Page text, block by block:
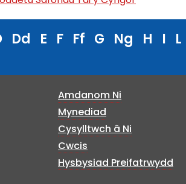
Dd E F Ff G Ng H I L
Amdanom Ni
Mynediad
Cysylltwch â Ni
Cwcis
Hysbysiad Preifatrwydd